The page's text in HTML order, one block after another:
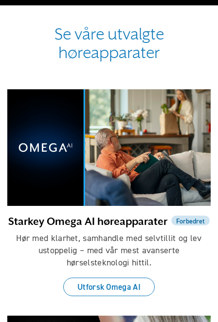
Se våre utvalgte
høreapparater
Starkey Omega AI høreapparater Forbedret
Hør med klarhet, samhandle med selvtillit og lev
ustoppelig – med vår mest avanserte
hørselsteknologi hittil.
Utforsk Omega AI